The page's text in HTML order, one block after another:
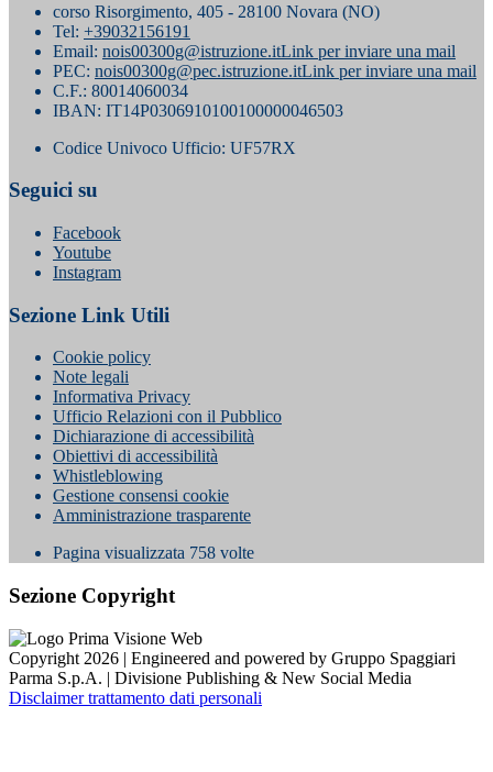
corso Risorgimento, 405 - 28100 Novara (NO)
Tel: +39032156191
Email: nois00300g@istruzione.itLink per inviare una mail
PEC: nois00300g@pec.istruzione.itLink per inviare una mail
C.F.: 80014060034
IBAN: IT14P0306910100100000046503
Codice Univoco Ufficio: UF57RX
Seguici su
Facebook
Youtube
Instagram
Sezione Link Utili
Cookie policy
Note legali
Informativa Privacy
Ufficio Relazioni con il Pubblico
Dichiarazione di accessibilità
Obiettivi di accessibilità
Whistleblowing
Gestione consensi cookie
Amministrazione trasparente
Pagina visualizzata 758 volte
Sezione Copyright
Copyright 2026 | Engineered and powered by Gruppo Spaggiari
Parma S.p.A. | Divisione Publishing & New Social Media
Disclaimer trattamento dati personali